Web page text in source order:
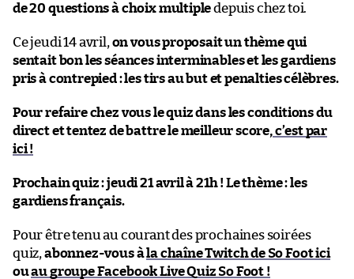
de 20 questions à choix multipledepuis chez toi.
Ce jeudi 14 avril, on vous proposait un thème qui
sentait bon les séances interminables et les gardiens
pris à contrepied : les tirs au but et penalties célèbres.
Pour refaire chez vous le quiz dans les conditions du
direct et tentez de battre le meilleur score,c’est par
ici !
Prochain quiz : jeudi 21 avril à 21h ! Le thème : les
gardiens français.
Pour être tenu au courant des prochaines soirées
quiz, abonnez-vous àla chaîne Twitch de So Foot ici
ouau groupe Facebook Live Quiz So Foot !